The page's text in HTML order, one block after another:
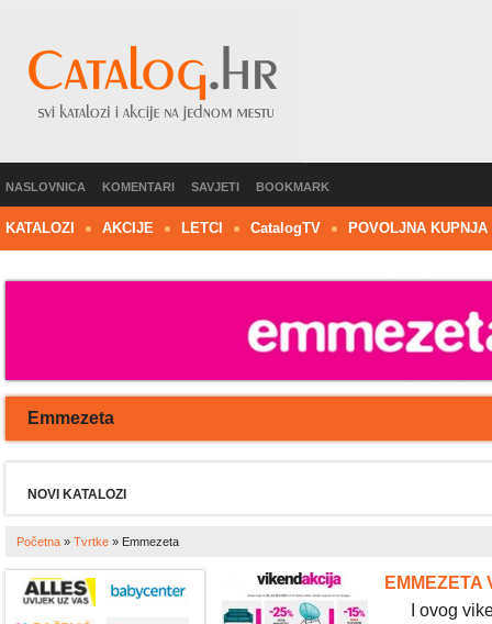
NASLOVNICA KOMENTARI SAVJETI BOOKMARK
KATALOZI AKCIJE LETCI CatalogTV POVOLJNA KUPNJA
Emmezeta
NOVI KATALOZI
Početna » Tvrtke » Emmezeta
EMMEZETA
I ovog